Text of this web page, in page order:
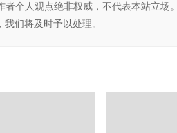
者个人观点绝非权威，不代表本站立场
们将及时予以处理。